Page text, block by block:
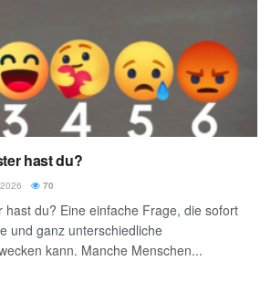
hast du?
70
hast du? Eine einfache Frage, die sofort
und ganz unterschiedliche
kann. Manche Menschen...